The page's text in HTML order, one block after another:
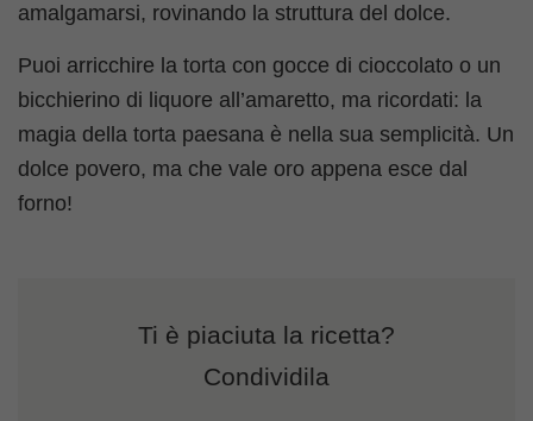
amalgamarsi, rovinando la struttura del dolce.
Puoi arricchire la torta con gocce di cioccolato o un
bicchierino di liquore all’amaretto, ma ricordati: la
magia della torta paesana è nella sua semplicità. Un
dolce povero, ma che vale oro appena esce dal
forno!
Ti è piaciuta la ricetta?
Condividila